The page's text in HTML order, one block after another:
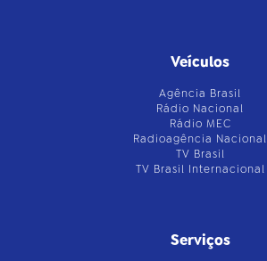
Veículos
Agência Brasil
Rádio Nacional
Rádio MEC
Radioagência Nacional
TV Brasil
TV Brasil Internacional
Serviços